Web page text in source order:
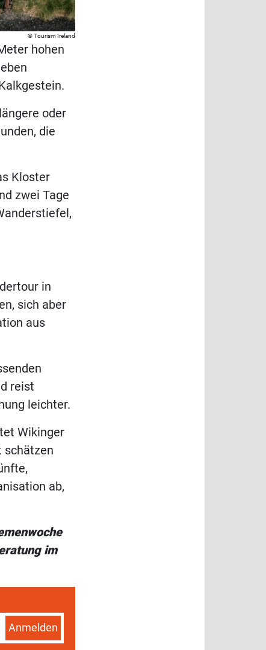
Tourism Ireland
hohen
oder
die
Kloster
zwei Tage
in
sich aber
aus
reist
leichter.
Wikinger
schätzen
ab,
im
Anmelden